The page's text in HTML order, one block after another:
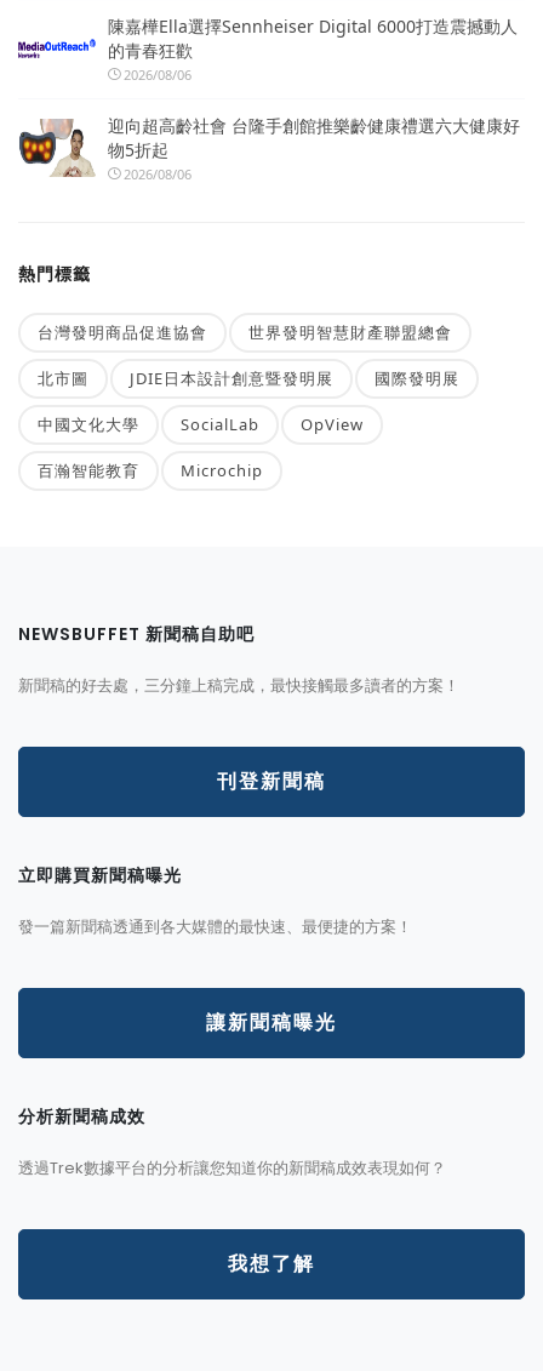
陳嘉樺Ella選擇Sennheiser Digital 6000打造震撼動人
的青春狂歡
2026/08/06
迎向超高齡社會 台隆手創館推樂齡健康禮選六大健康好
物5折起
2026/08/06
熱門標籤
台灣發明商品促進協會 世界發明智慧財產聯盟總會
北市圖 JDIE日本設計創意暨發明展 國際發明展
中國文化大學 SocialLab OpView
百瀚智能教育 Microchip
NEWSBUFFET 新聞稿自助吧
新聞稿的好去處，三分鐘上稿完成，最快接觸最多讀者的方案！
刊登新聞稿
立即購買新聞稿曝光
發一篇新聞稿透通到各大媒體的最快速、最便捷的方案！
讓新聞稿曝光
分析新聞稿成效
透過Trek數據平台的分析讓您知道你的新聞稿成效表現如何？
我想了解